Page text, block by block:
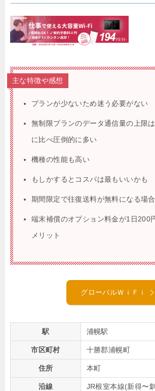
主な特徴や感想
プランが少ないため迷う必要がない
無制限プランのデータ通信量の上限
に比べ圧倒的に多い
機種の性能も高い
もしかするとコスパは最もいいかも
期間限定で往復送料が無料になる場
端末補償のオプション料金が1日200
メリット
グローバルＷｉＦｉ
駅 浦幌駅
市区町村 十勝郡浦幌町
住所 本町
沿線 JR根室本線(新得〜